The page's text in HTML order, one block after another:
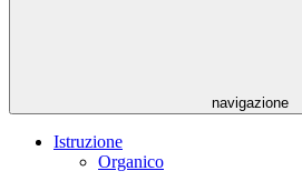
navigazione
Istruzione
Organico